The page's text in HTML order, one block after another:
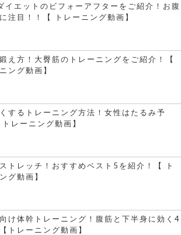
イエットのビフォーアフターをご紹介！お腹
注目！！【 トレーニング動画】
え方！大臀筋のトレーニングをご紹介！【
ング動画】
するトレーニング方法！女性はたるみ予
レーニング動画】
トレッチ！おすすめベスト5を紹介！【 ト
グ動画】
向け体幹トレーニング！腹筋と下半身に効く4
トレーニング動画】